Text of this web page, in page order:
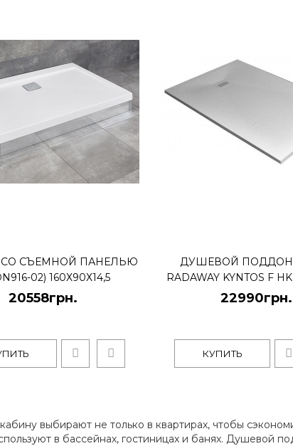
22990грн.
Бренд -
СО СЪЕМНОЙ ПАНЕЛЬЮ
02) 160Х90Х14,5
20558грн.
ДУШЕВОЙ ПОДДОН
RADAWAY KYNTOS F
22990грн.
КУПИТЬ
выбирают не только в квартирах, чтобы
в бассейнах, гостиницах и банях. Душевой